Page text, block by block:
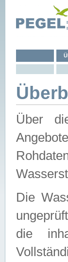
Über
Die
die